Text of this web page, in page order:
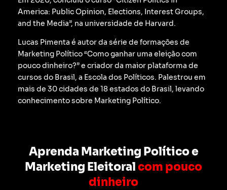
America: Public Opinion, Elections, Interest Groups,
and the Media”, na universidade de Harvard.
Lucas Pimenta é autor da série de formações de
Marketing Político “Como ganhar uma eleição com
pouco dinheiro?” e criador da maior plataforma de
cursos do Brasil, a Escola dos Políticos. Palestrou em
mais de 30 cidades de 18 estados do Brasil, levando
conhecimento sobre Marketing Político.
Aprenda Marketing Político e
Marketing Eleitoral com pouco
dinheiro